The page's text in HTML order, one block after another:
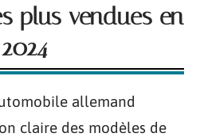
plus vendues en
allemand
claire des modèles de